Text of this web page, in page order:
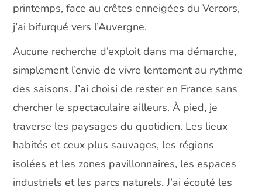
printemps, face au crêtes enneigées du Vercors,
j’ai bifurqué vers l’Auvergne.
Aucune recherche d’exploit dans ma démarche,
simplement l’envie de vivre lentement au rythme
des saisons. J’ai choisi de rester en France sans
chercher le spectaculaire ailleurs. À pied, je
traverse les paysages du quotidien. Les lieux
habités et ceux plus sauvages, les régions
isolées et les zones pavillonnaires, les espaces
industriels et les parcs naturels. J’ai écouté les